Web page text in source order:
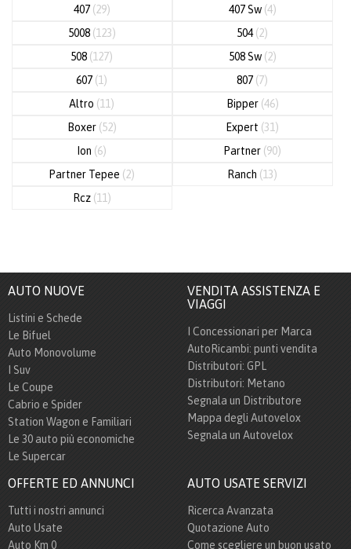
407 (29) 407 Sw (4)
5008 (123) 504(2)
508 (127) 508 Sw (2)
607 (1) 807 (7)
Altro (11) Bipper (46)
Boxer (52) Expert (31)
Ion (6) Partner (90)
Partner Tepee (2) Ranch (13)
Rcz (11)
AUTO NUOVE
Listini e Schede
Le Bifuel
Auto Monovolume
I Suv
Le Coupe
Cabrio e Spider
Station Wagon e Familiari
Le 30 auto più economiche
Le Supercar
VENDITA ASSISTENZA E
VIAGGI
I Concessionari per Marca
AutoRicambi: punti vendita
Distributori: GPL
Distributori: Metano
Segnala un Distributore
Mappa degli Autovelox
Segnala un Autovelox
OFFERTE ED ANNUNCI
Tutti i nostri annunci
Auto Usate
Auto Km 0
AUTO USATE SERVIZI
Ricerca Avanzata
Quotazione Auto
Come scegliere un buon usato